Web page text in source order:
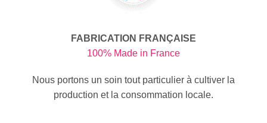
FABRICATION FRANÇAISE
100% Made in France
Nous portons un soin tout particulier à cultiver la
production et la consommation locale.